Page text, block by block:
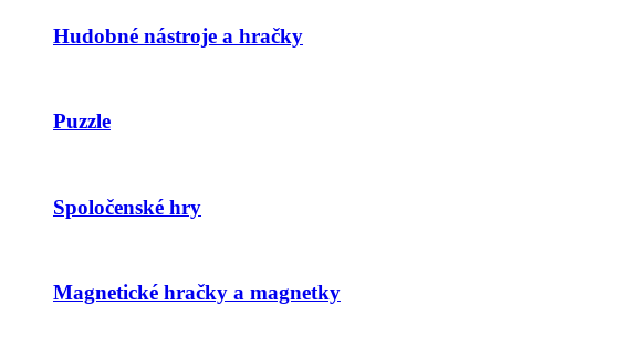
Hudobné nástroje a hračky
Puzzle
Spoločenské hry
Magnetické hračky a magnetky